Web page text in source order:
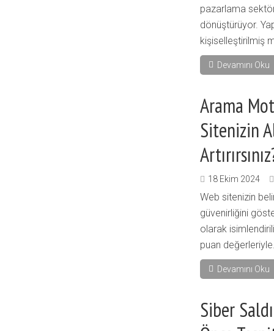
pazarlama
dönüştürüyor.
kişiselleştirilmiş
Devamını Oku
Arama
Sitenizin
18 Ekim 2024
Web sitenizin
güvenirliğini
olarak
puan
Devamını Oku
Siber